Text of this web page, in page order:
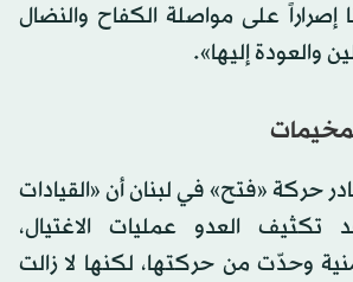
إصراراً على مواصلة الكفاح والنضال
إليها».
حركة «فتح» في لبنان أن «القيادات
تكثيف العدو عمليات الاغتيال،
وحدّت من حركتها، لكنها لا زالت